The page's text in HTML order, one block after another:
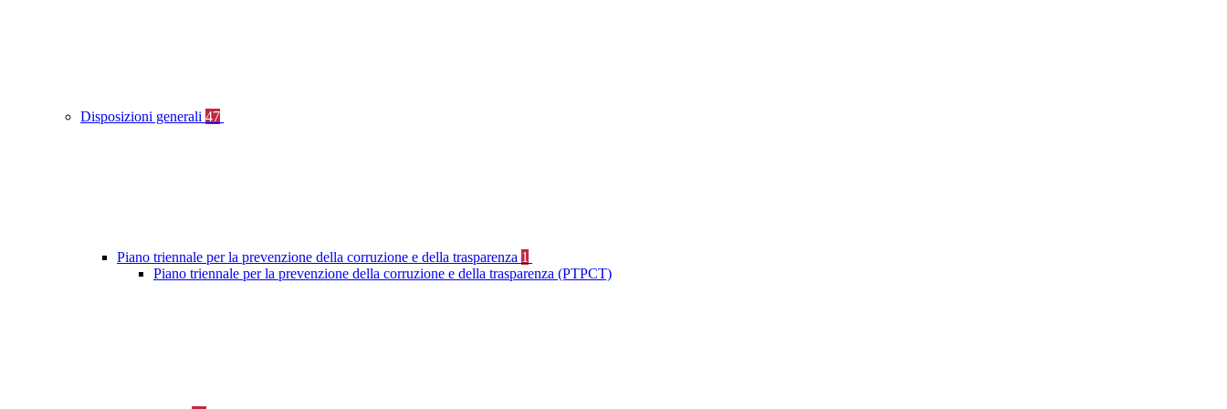
Disposizioni generali 47
Piano triennale per la prevenzione della corruzione e della trasparenza 1
Piano triennale per la prevenzione della corruzione e della trasparenza (PTPCT)